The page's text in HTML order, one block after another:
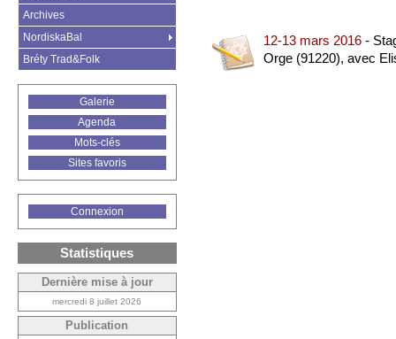
12-13 mars 2016 -
Orge (91220), avec
Archives
NordiskaBal
Bréty Trad&Folk
Galerie
Agenda
Mots-clés
Sites favoris
Connexion
Statistiques
Dernière mise à jour
mercredi 8 juillet 2026
Publication